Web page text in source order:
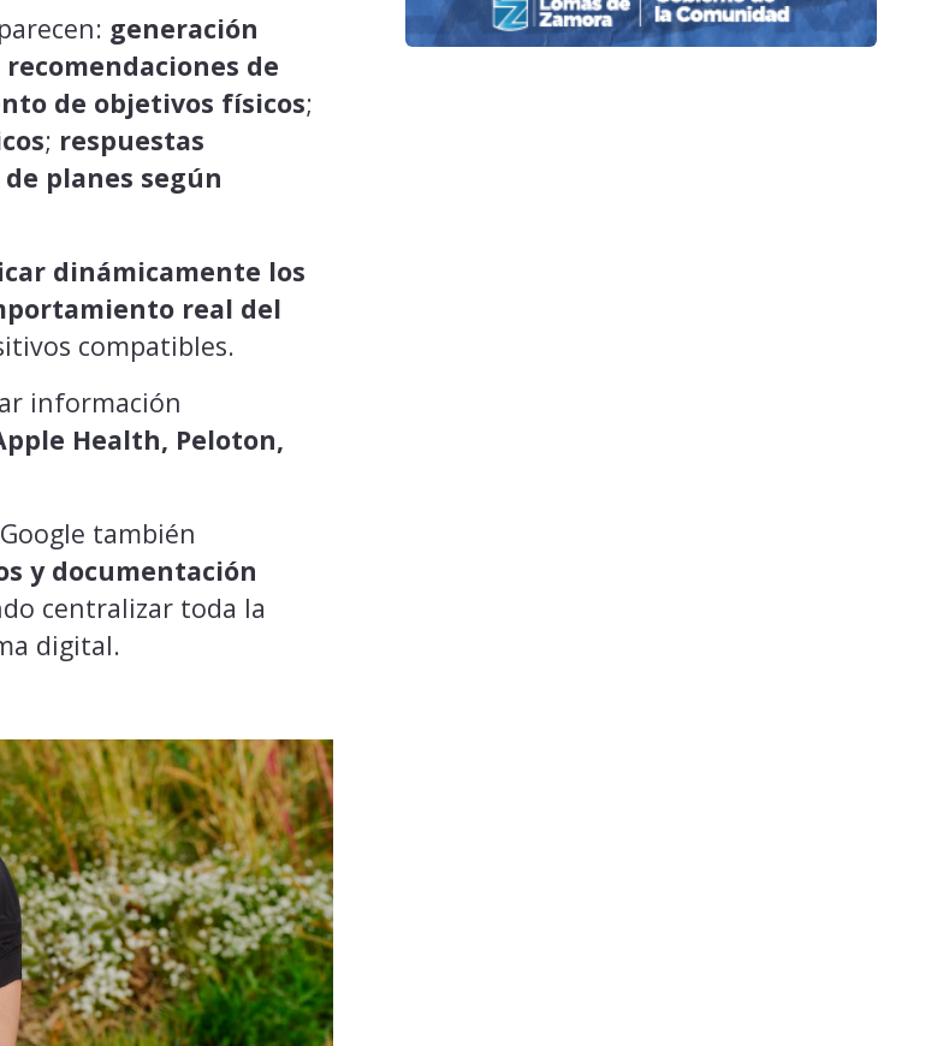
generación
recomendaciones de
de objetivos físicos;
; ⁠ respuestas
planes según
dinámicamente los
real del
compatibles.
información
Health, Peloton,
también
y documentación
centralizar toda la
digital.